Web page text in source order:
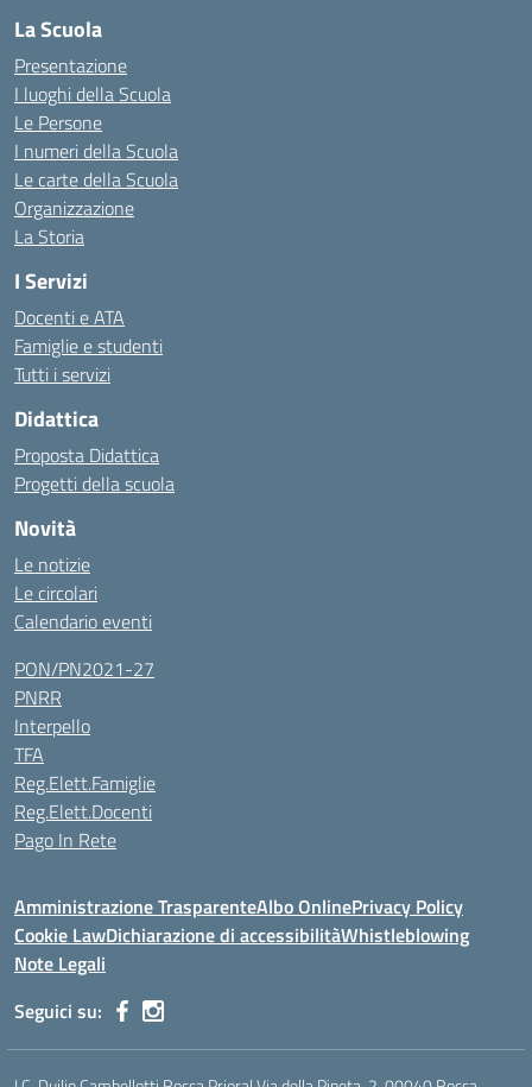
La Scuola
Presentazione
I luoghi della Scuola
Le Persone
I numeri della Scuola
Le carte della Scuola
Organizzazione
La Storia
I Servizi
Docenti e ATA
Famiglie e studenti
Tutti i servizi
Didattica
Proposta Didattica
Progetti della scuola
Novità
Le notizie
Le circolari
Calendario eventi
PON/PN2021-27
PNRR
Interpello
TFA
Reg.Elett.Famiglie
Reg.Elett.Docenti
Pago In Rete
Amministrazione TrasparenteAlbo OnlinePrivacy Policy
Cookie LawDichiarazione di accessibilitàWhistleblowing
Note Legali
Seguici su: